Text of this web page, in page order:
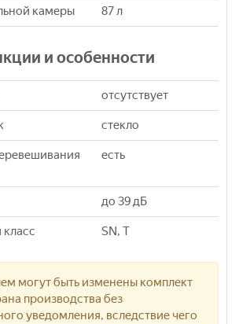
камеры 87 л
и особенности
отсутствует
стекло
есть
до 39 дБ
SN, T
могут быть изменены комплект
производства без
уведомления, вследствие чего